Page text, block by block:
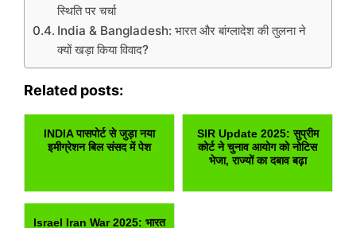
स्थिति पर चर्चा
India & Bangladesh: भारत और बांग्लादेश की तुलना ने
क्यों खड़ा किया विवाद?
Related posts:
INDIA पासपोर्ट से जुड़ा नया
इमीग्रेशन बिल संसद में पेश
SIR Update 2025: सुप्रीम
कोर्ट ने चुनाव आयोग को नोटिस
भेजा, राज्यों का दबाव बढ़ा
Israel Iran War 2025: भारत